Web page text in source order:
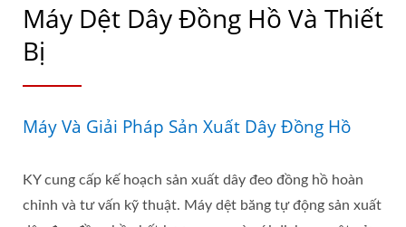
Máy Dệt Dây Đồng Hồ Và Thiết
Bị
Máy Và Giải Pháp Sản Xuất Dây Đồng Hồ
KY cung cấp kế hoạch sản xuất dây đeo đồng hồ hoàn
chỉnh và tư vấn kỹ thuật. Máy dệt băng tự động sản xuất